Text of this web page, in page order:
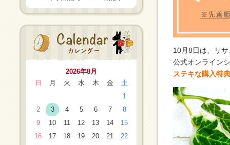
2026年8月
日
月 火 水 木 金
土
1
2
3 4 5 6 7
8
9
10 11 12 13 14
15
16
17 18 19 20 21
22
10月8日は、リ
公式オンライン
ステキな購入特典